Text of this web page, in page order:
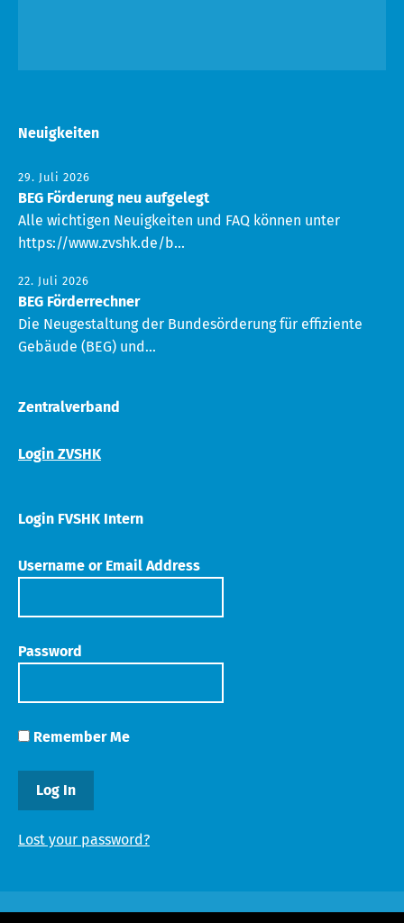
Neuigkeiten
29. Juli 2026
BEG Förderung neu aufgelegt
Alle wichtigen Neuigkeiten und FAQ können unter
https://www.zvshk.de/b...
22. Juli 2026
BEG Förderrechner
Die Neugestaltung der Bundesörderung für effiziente
Gebäude (BEG) und...
Zentralverband
Login ZVSHK
Login FVSHK Intern
Username or Email Address
Password
Remember Me
Lost your password?